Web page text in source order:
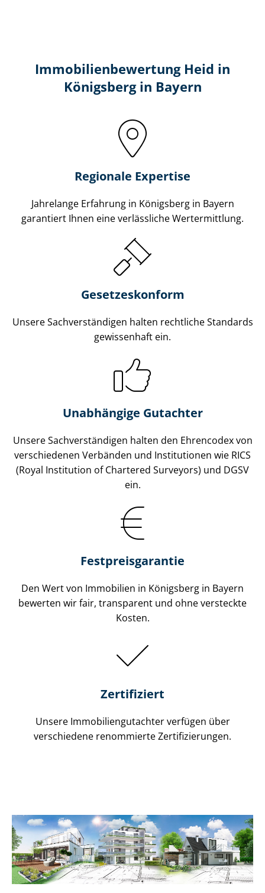
Immobilien­bewertung Heid in
Königsberg in Bayern
Regionale Expertise
Jahrelange Erfahrung in Königsberg in Bayern
garantiert Ihnen eine verlässliche Wertermittlung.
Gesetzes­konform
Unsere Sach­ver­stän­di­gen halten rechtliche Standards
gewissenhaft ein.
Unabhängige Gutachter
Unsere Sach­ver­stän­di­gen halten den Ehrencodex von
verschiedenen Verbänden und Institutionen wie RICS
(Royal Institution of Chartered Surveyors) und DGSV
ein.
Festpreis​garantie
Den Wert von Immobilien in Königsberg in Bayern
bewerten wir fair, transparent und ohne versteckte
Kosten.
Zertifiziert
Unsere Immobilien­gutachter verfügen über
verschiedene renommierte Zer­ti­fi­zie­run­gen.